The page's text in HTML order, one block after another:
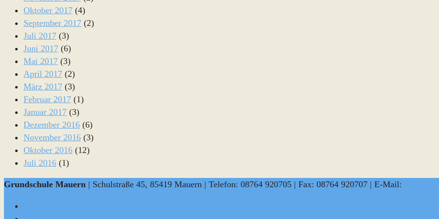
Oktober 2017 (4)
September 2017 (2)
Juli 2017 (3)
Juni 2017 (6)
Mai 2017 (3)
April 2017 (2)
März 2017 (3)
Februar 2017 (1)
Januar 2017 (3)
Dezember 2016 (6)
November 2016 (3)
Oktober 2016 (12)
Juli 2016 (1)
Grundschule Mauern | Schulstraße 45, 85419 Mauern | Telefon: 08764 920705 | Fax: 08764 920707 | E-Mail: